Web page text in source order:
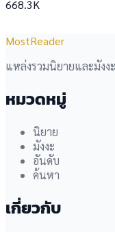
668.3K
MostReader
แหล่งรวมนิยายและมัง
หมวดหมู่
นิยาย
มังงะ
อันดับ
ค้นหา
เกี่ยวกับ